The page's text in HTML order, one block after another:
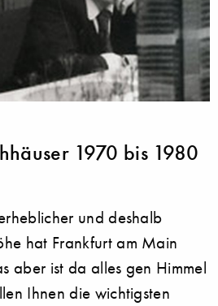
1970 bis 1980
und deshalb
hat Frankfurt am Main
aber ist da alles gen Himmel
Ihnen die wichtigsten